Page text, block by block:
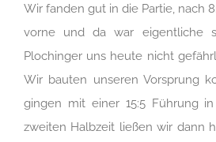
Wir fanden gut in die Partie, nach
vorne und da war eigentliche
Plochinger uns heute nicht
Wir bauten unseren Vorsprung
gingen mit einer 15:5 Führung
zweiten Halbzeit ließen wir dann